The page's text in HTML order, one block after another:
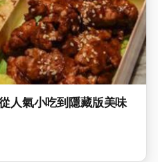
人氣小吃到隱藏版美味